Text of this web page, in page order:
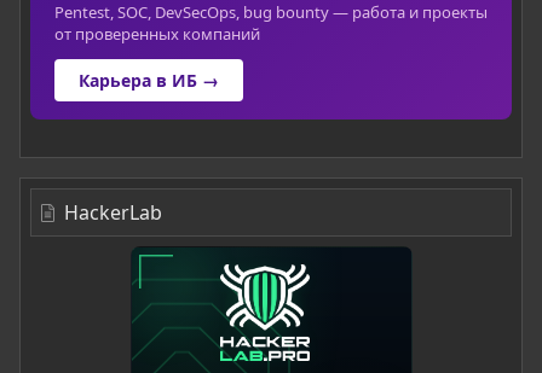
Pentest, SOC, DevSecOps, bug bounty — работа и проекты
от проверенных компаний
Карьера в ИБ →
HackerLab